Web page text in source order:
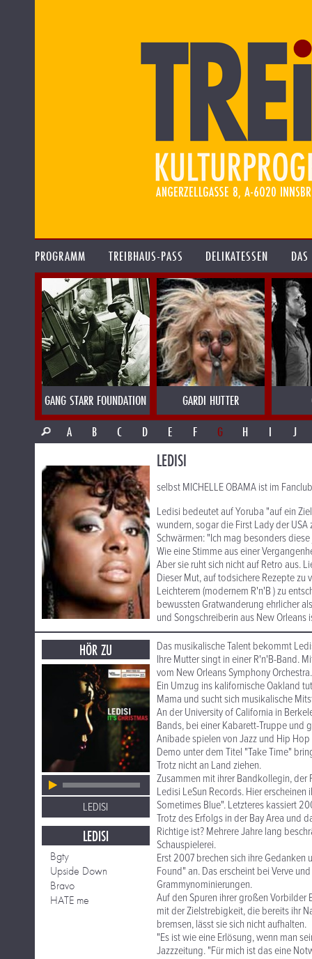
PROGRAMM TREIBHAUS-PASS DELIKATESSEN
GANG STARR FOUNDATION GARDI HUTTER
A
B C D E F G H I J
LEDISI
selbst MICHELLE OBAMA ist im
Ledisi bedeutet auf Yoruba "auf ein
wundern, sogar die First Lady der
Schwärmen: "Ich mag besonders
Wie eine Stimme aus einer
Aber sie ruht sich nicht auf Retro aus.
Dieser Mut, auf todsichere Rezepte zu
Leichterem (modernem R'n'B ) zu
bewussten Gratwanderung ehrlicher
und Songschreiberin aus New Orleans
HÖR ZU
LEDISI
LEDISI
Bgty
Upside Down
Bravo
HATE me
Das musikalische Talent bekommt
Ihre Mutter singt in einer R'n'B-Band.
vom New Orleans Symphony Orchestra.
Ein Umzug ins kalifornische Oakland
Mama und sucht sich musikalische
An der University of California in
Bands, bei einer Kabarett-Truppe und
Anibade spielen von Jazz und Hip
Demo unter dem Titel "Take Time"
Trotz nicht an Land ziehen.
Zusammen mit ihrer Bandkollegin,
Ledisi LeSun Records. Hier
Sometimes Blue". Letzteres kassiert
Trotz des Erfolgs in der Bay Area und
Richtige ist? Mehrere Jahre lang
Schauspielerei.
Erst 2007 brechen sich ihre
Found" an. Das erscheint bei Verve
Grammynominierungen.
Auf den Spuren ihrer großen Vorbilder
mit der Zielstrebigkeit, die bereits ihr
bremsen, lässt sie sich nicht aufhalten.
"Es ist wie eine Erlösung, wenn man
Jazzzeitung. "Für mich ist das eine